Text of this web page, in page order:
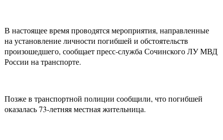
В настоящее время проводятся мероприятия, направленные
на установление личности погибшей и обстоятельств
произошедшего, сообщает пресс-служба Сочинского ЛУ МВД
России на транспорте.
Позже в транспортной полиции сообщили, что погибшей
оказалась 73-летняя местная жительница.